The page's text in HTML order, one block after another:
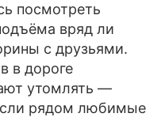
посмотреть
вряд ли
с друзьями.
в дороге
утомлять —
рядом любимые